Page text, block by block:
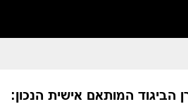
הביגוד המותאם אישית הנכון: